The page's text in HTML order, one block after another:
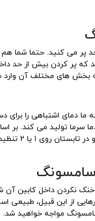
پر می کنید. حتما شما
که پر کردن بیش از حد
بخش های مختلف آن وارد
دمای اشتباهی را برای
سرما تولید می کند. بر
دفترچه راهنمای یخچال ساید بای ساید سامسونگ
نکردن داخل کابین آن
از این قبیل، طبیعی
مواجه خواهید شد.